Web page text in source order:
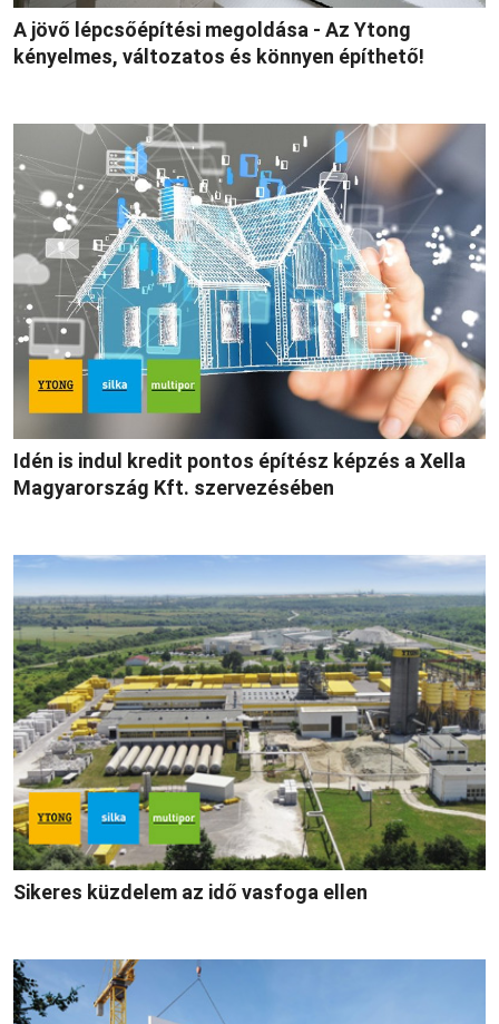
A jövő lépcsőépítési megoldása - Az Ytong
kényelmes, változatos és könnyen építhető!
Idén is indul kredit pontos építész képzés a Xella
Magyarország Kft. szervezésében
Sikeres küzdelem az idő vasfoga ellen